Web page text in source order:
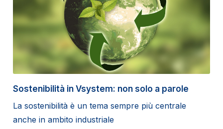
Sostenibilità in Vsystem: non solo a parole
La sostenibilità è un tema sempre più centrale
anche in ambito industriale